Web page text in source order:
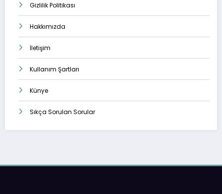
Gizlilik Politikası
Hakkımızda
İletişim
Kullanım Şartları
Künye
Sıkça Sorulan Sorular